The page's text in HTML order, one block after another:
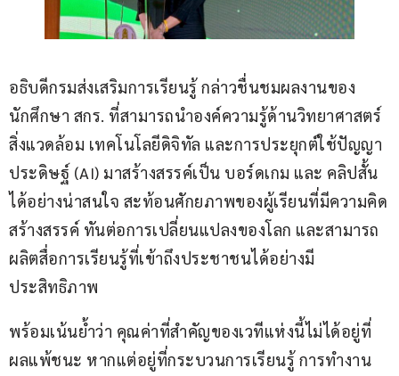
อธิบดีกรมส่งเสริมการเรียนรู้ กล่าวชื่นชมผลงานของ
นักศึกษา สกร. ที่สามารถนำองค์ความรู้ด้านวิทยาศาสตร์
สิ่งแวดล้อม เทคโนโลยีดิจิทัล และการประยุกต์ใช้ปัญญา
ประดิษฐ์ (AI) มาสร้างสรรค์เป็น บอร์ดเกม และ คลิปสั้น
ได้อย่างน่าสนใจ สะท้อนศักยภาพของผู้เรียนที่มีความคิด
สร้างสรรค์ ทันต่อการเปลี่ยนแปลงของโลก และสามารถ
ผลิตสื่อการเรียนรู้ที่เข้าถึงประชาชนได้อย่างมี
ประสิทธิภาพ
พร้อมเน้นย้ำว่า คุณค่าที่สำคัญของเวทีแห่งนี้ไม่ได้อยู่ที่
ผลแพ้ชนะ หากแต่อยู่ที่กระบวนการเรียนรู้ การทำงาน